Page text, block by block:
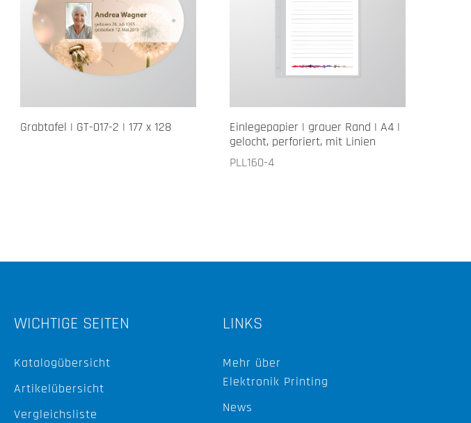
Grabtafel | GT-017-2 | 177 x 128
Einlegepapier | grauer Rand | A4 |
gelocht, perforiert, mit Linien
PLL160-4
WICHTIGE SEITEN
Katalogübersicht
Artikelübersicht
Vergleichsliste
LINKS
Mehr über
Elektronik Printing
News